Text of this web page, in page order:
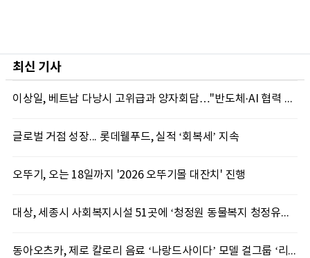
최신 기사
이상일, 베트남 다낭시 고위급과 양자회담…"반도체·AI 협력 본격 확대"
글로벌 거점 성장... 롯데웰푸드, 실적 ‘회복세’ 지속
오뚜기, 오는 18일까지 '2026 오뚜기몰 대잔치' 진행
대상, 세종시 사회복지시설 51곳에 ‘청정원 동물복지 청정유정란’ 기부
동아오츠카, 제로 칼로리 음료 ‘나랑드사이다’ 모델 걸그룹 ‘리센느’ 광고 공개